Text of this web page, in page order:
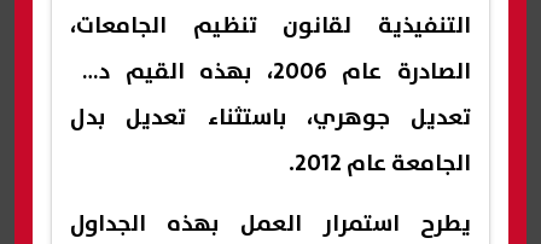
التنفيذية لقانون تنظيم الجامعات،
الصادرة عام 2006، بهذه القيم دون
تعديل جوهري، باستثناء تعديل بدل
الجامعة عام 2012.
يطرح استمرار العمل بهذه الجداول